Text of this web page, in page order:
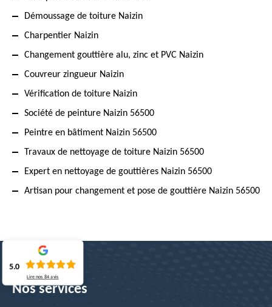
Démoussage de toiture Naizin
Charpentier Naizin
Changement gouttière alu, zinc et PVC Naizin
Couvreur zingueur Naizin
Vérification de toiture Naizin
Société de peinture Naizin 56500
Peintre en bâtiment Naizin 56500
Travaux de nettoyage de toiture Naizin 56500
Expert en nettoyage de gouttières Naizin 56500
Artisan pour changement et pose de gouttière Naizin 56500
Nos services
5.0
Lire nos84 avis